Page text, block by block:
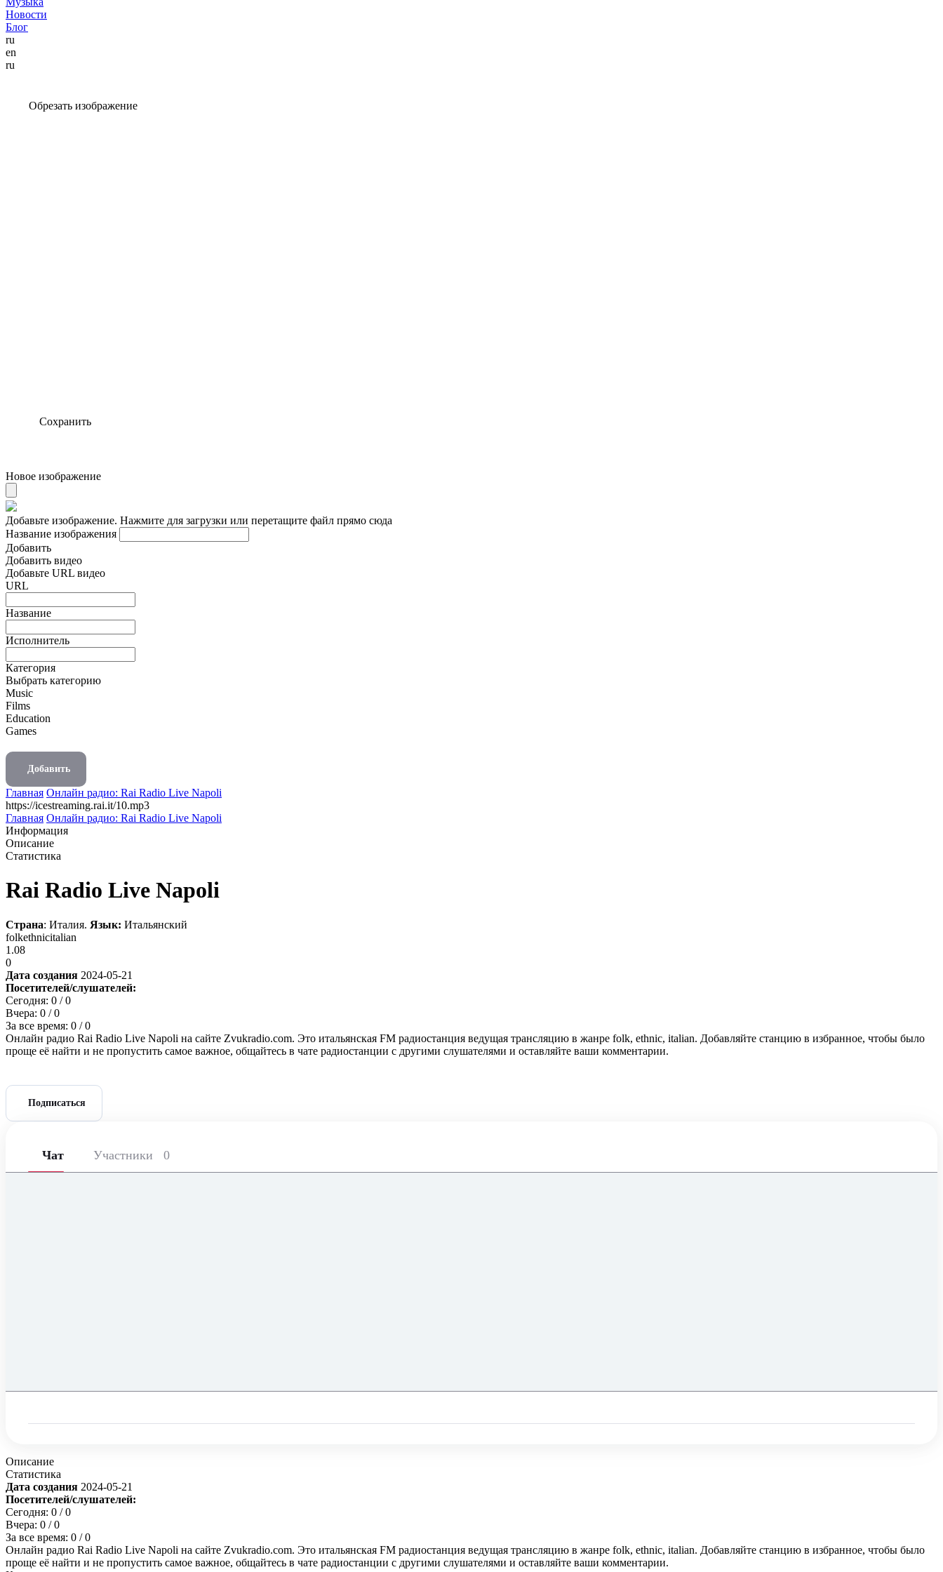
Новости
Блог
ru
en
ru
Обрезать изображение
Сохранить
Новое изображение
Добавьте изображение. Нажмите для загрузки или перетащите файл прямо сюда
Название изображения
Добавить
Добавить видео
Добавьте URL видео
URL
Название
Исполнитель
Категория
Выбрать категорию
Music
Films
Education
Games
Добавить
Главная Онлайн радио: Rai Radio Live Napoli
https://icestreaming.rai.it/10.mp3
Главная Онлайн радио: Rai Radio Live Napoli
Информация
Описание
Статистика
Rai Radio Live Napoli
Страна: Италия. Язык: Итальянский
folkethnicitalian
1.08
0
Дата создания 2024-05-21
Посетителей/слушателей:
Сегодня: 0 / 0
Вчера: 0 / 0
За все время: 0 / 0
Онлайн радио Rai Radio Live Napoli на сайте Zvukradio.com. Это итальянская FM радиостанция ведущая трансляцию в жанре folk, ethnic, italian. Добавляйте станцию в избранное, чтобы было
проще её найти и не пропустить самое важное, общайтесь в чате радиостанции с другими слушателями и оставляйте ваши комментарии.
Подписаться
Чат Участники 0
Описание
Статистика
Дата создания 2024-05-21
Посетителей/слушателей:
Сегодня: 0 / 0
Вчера: 0 / 0
За все время: 0 / 0
Онлайн радио Rai Radio Live Napoli на сайте Zvukradio.com. Это итальянская FM радиостанция ведущая трансляцию в жанре folk, ethnic, italian. Добавляйте станцию в избранное, чтобы было
проще её найти и не пропустить самое важное, общайтесь в чате радиостанции с другими слушателями и оставляйте ваши комментарии.